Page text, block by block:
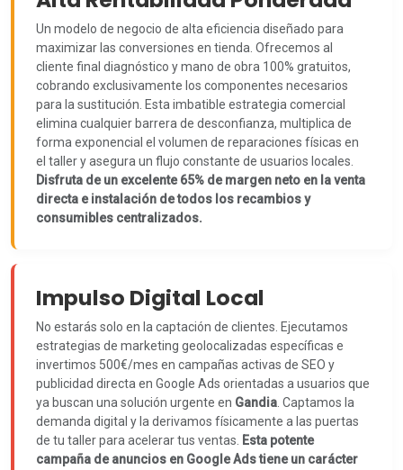
Un modelo de negocio de alta eficiencia diseñado para
maximizar las conversiones en tienda. Ofrecemos al
cliente final diagnóstico y mano de obra 100% gratuitos,
cobrando exclusivamente los componentes necesarios
para la sustitución. Esta imbatible estrategia comercial
elimina cualquier barrera de desconfianza, multiplica de
forma exponencial el volumen de reparaciones físicas en
el taller y asegura un flujo constante de usuarios locales.
Disfruta de un excelente 65% de margen neto en la venta
directa e instalación de todos los recambios y
consumibles centralizados.
Impulso Digital Local
No estarás solo en la captación de clientes. Ejecutamos
estrategias de marketing geolocalizadas específicas e
invertimos 500€/mes en campañas activas de SEO y
publicidad directa en Google Ads orientadas a usuarios que
ya buscan una solución urgente en Gandia . Captamos la
demanda digital y la derivamos físicamente a las puertas
de tu taller para acelerar tus ventas.
Esta potente
campaña de anuncios en Google Ads tiene un carácter